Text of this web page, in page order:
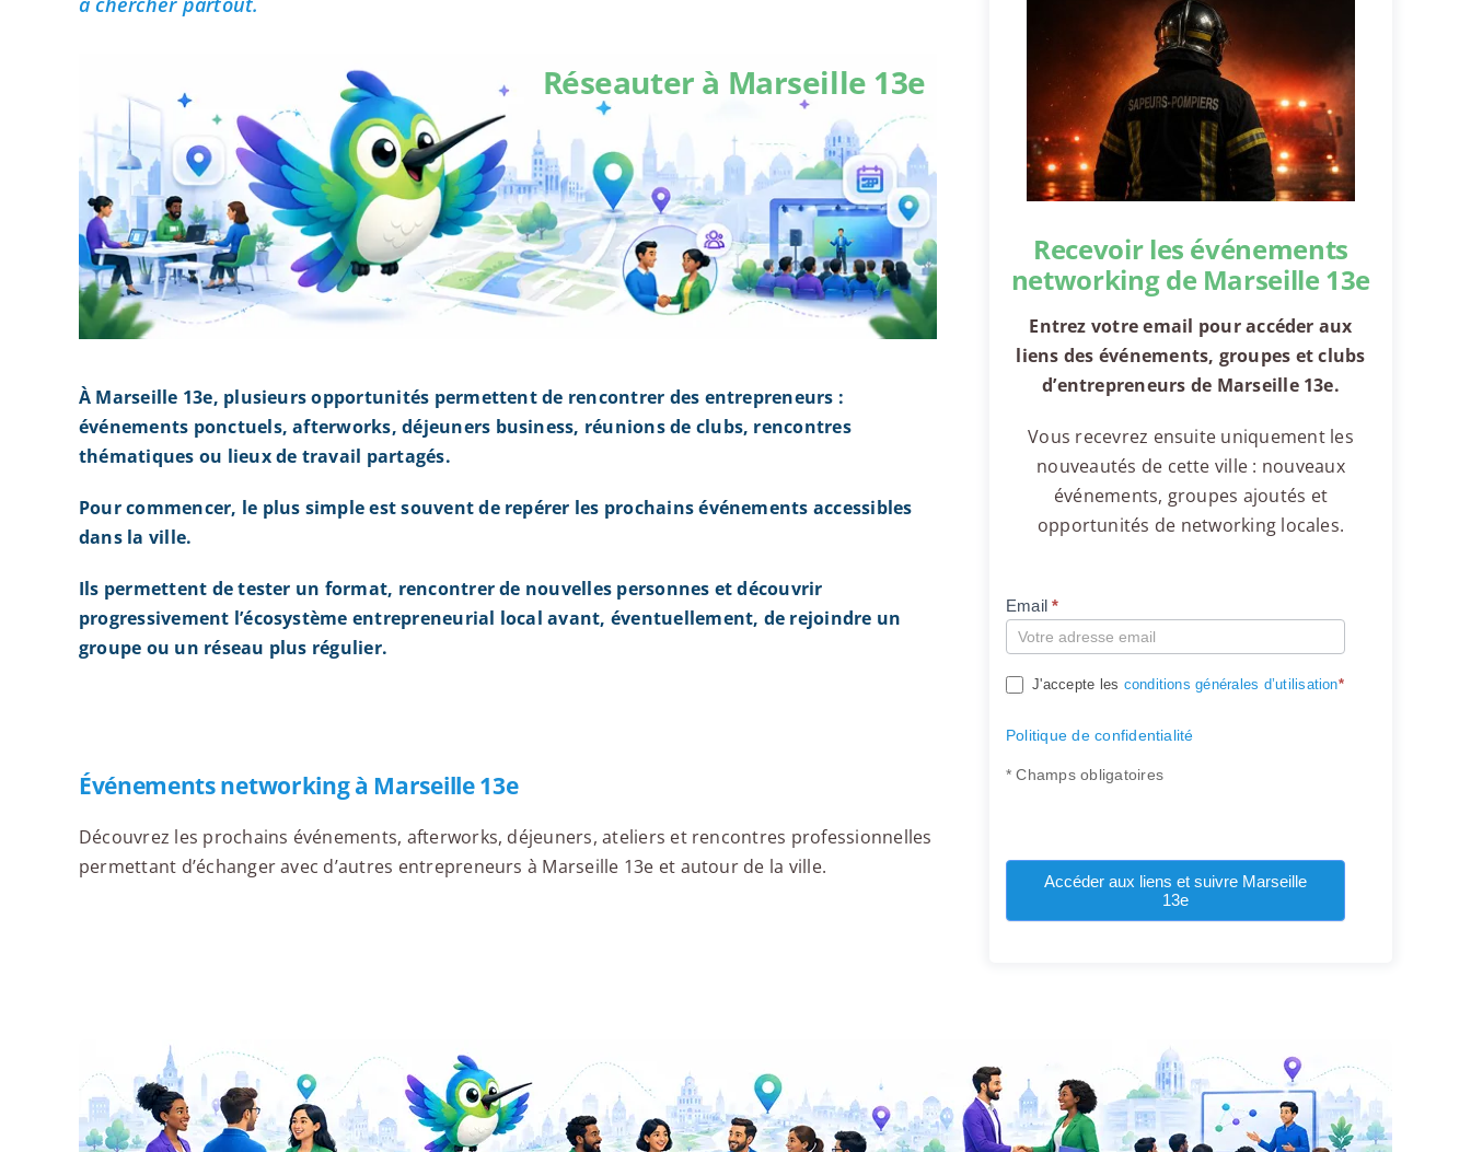
Réseauter à Marseille 13e
À Marseille 13e, plusieurs opportunités permettent de rencontrer des entrepreneurs :
événements ponctuels, afterworks, déjeuners business, réunions de clubs, rencontres
thématiques ou lieux de travail partagés.
Pour commencer, le plus simple est souvent de repérer les prochains événements accessibles
dans la ville.
Ils permettent de tester un format, rencontrer de nouvelles personnes et découvrir
progressivement l’écosystème entrepreneurial local avant, éventuellement, de rejoindre un
groupe ou un réseau plus régulier.
Événements networking à Marseille 13e
Découvrez les prochains événements, afterworks, déjeuners, ateliers et rencontres professionnelles
permettant d’échanger avec d’autres entrepreneurs à Marseille 13e et autour de la ville.
Recevoir les événements
networking de Marseille 13e
Entrez votre email pour accéder aux
liens des événements, groupes et clubs
d’entrepreneurs de Marseille 13e.
Vous recevrez ensuite uniquement les
nouveautés de cette ville : nouveaux
événements, groupes ajoutés et
opportunités de networking locales.
Compte
Email*
J'accepte les conditions générales d’utilisation*
Politique de confidentialité
* Champs obligatoires
Accéder aux liens et suivre Marseille
13e